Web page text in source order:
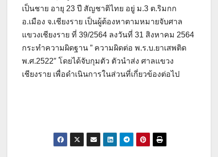
เป็นชาย อายุ 23 ปี สัญชาติไทย อยู่ ม.3 ต.ริมกก
อ.เมือง จ.เชียงราย เป็นผู้ต้องหาตามหมายจับศาล
แขวงเชียงราย ที่ 39/2564 ลงวันที่ 31 สิงหาคม 2564
กระทำความผิดฐาน ” ความผิดต่อ พ.ร.บ.ยาเสพติด
พ.ศ.2522″ โดยได้จับกุมตัว ตัวนำส่ง ศาลแขวง
เชียงราย เพื่อดำเนินการในส่วนที่เกี่ยวข้องต่อไป